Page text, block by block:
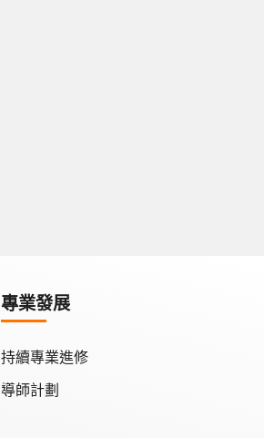
專業發展
持續專業進修
導師計劃